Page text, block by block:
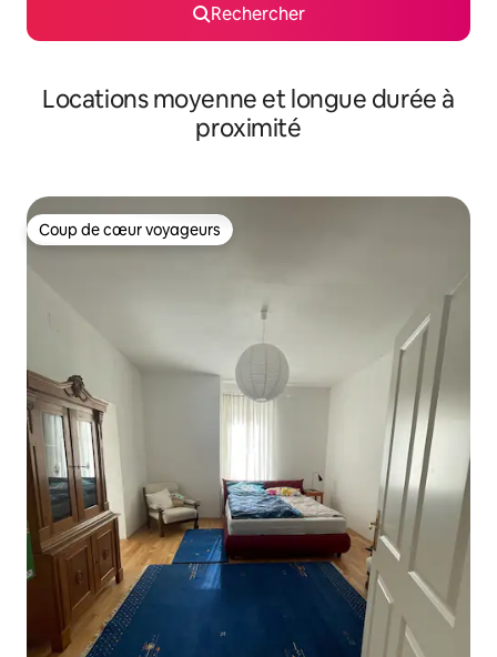
Rechercher
Locations moyenne et longue durée à
proximité
Coup de cœur voyageurs
Coup de cœur voyageurs